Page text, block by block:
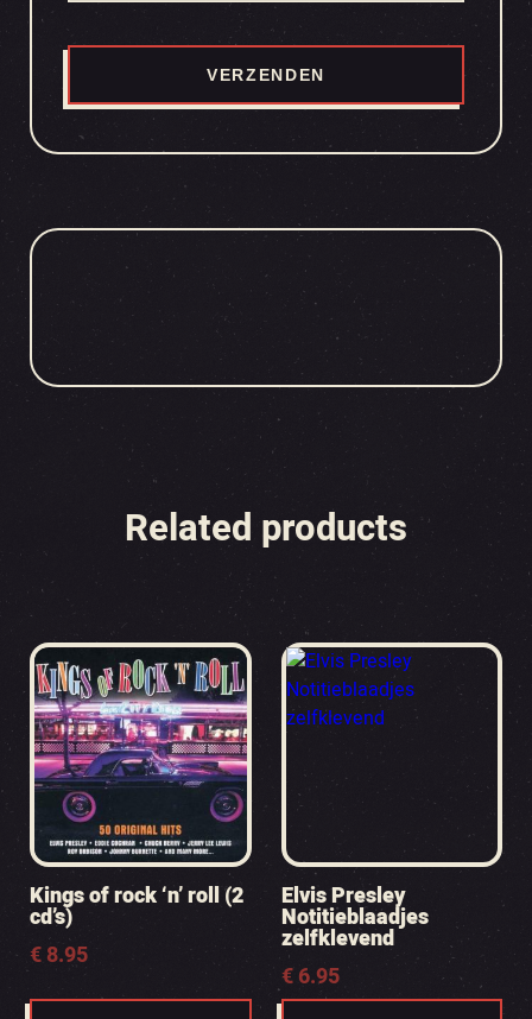
Related products
Kings of rock ‘n’ roll (2
cd’s)
€8.95
Elvis Presley
Notitieblaadjes
zelfklevend
€6.95